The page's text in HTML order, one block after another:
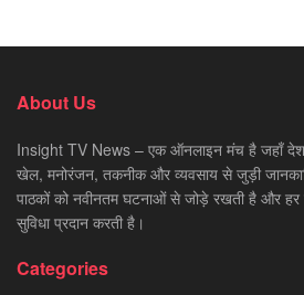
About Us
Insight TV News – एक ऑनलाइन मंच है जहाँ देश-
खेल, मनोरंजन, तकनीक और व्यवसाय से जुड़ी
पाठकों को नवीनतम घटनाओं से जोड़े रखती है और
सुविधा प्रदान करती है।
Categories